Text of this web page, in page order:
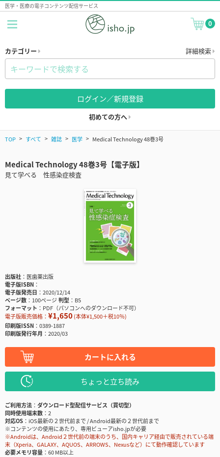
医学・医療の電子コンテンツ配信サービス
0
カテゴリー 詳細検索
ログイン／新規登録
初めての方へ
TOP すべて 雑誌 医学 Medical Technology 48巻3号
Medical Technology 48巻3号【電子版】
見て学べる 性感染症検査
出版社
医歯薬出版
電子版ISBN
電子版発売日
2020/12/14
ページ数
100ページ判型
B5
フォーマット
PDF（パソコンへのダウンロード不可）
電子版販売価格： ¥1,650(本体¥1,500＋税10％)
印刷版ISSN
0389-1887
印刷版発行年月
2020/03
カートに入れる
ちょっと立ち読み
ご利用方法
ダウンロード型配信サービス（買切型）
同時使用端末数
2
対応OS
iOS最新の２世代前まで / Android最新の２世代前まで
※コンテンツの使用にあたり、専用ビューアisho.jpが必要
※Androidは、Android２世代前の端末のうち、国内キャリア経由で販売されている端
末（Xperia、GALAXY、AQUOS、ARROWS、Nexusなど）にて動作確認しています
必要メモリ容量
60 MB以上